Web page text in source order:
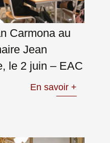
Carmona au
Jean
le 2 juin – EAC
En savoir +